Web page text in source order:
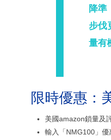
降準
步伐
量有
限時優惠：
美國amazon鎖量及
輸入「NMG100」